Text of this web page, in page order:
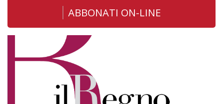
ABBONATI ON-LINE